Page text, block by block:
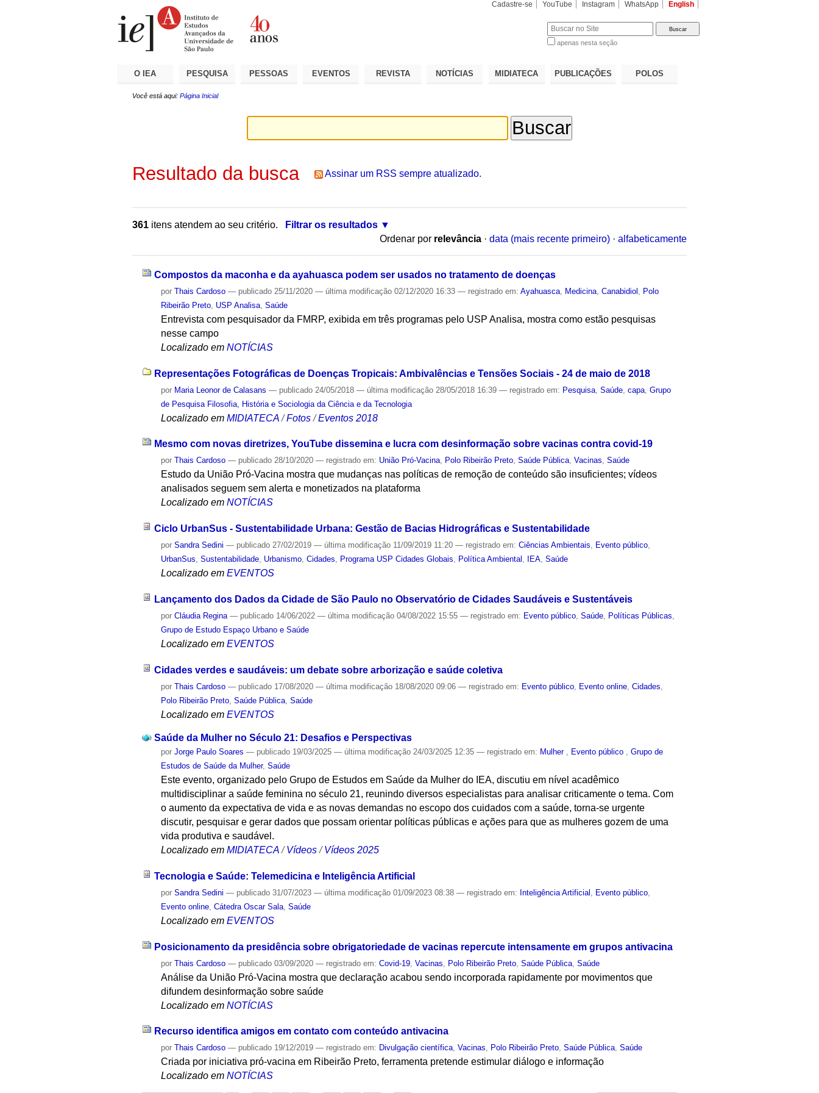
Cadastre-se YouTube Instagram WhatsApp English
apenas nesta seção
O IEA PESQUISA PESSOAS EVENTOS REVISTA NOTÍCIAS MIDIATECA PUBLICAÇÕES POLOS
Você está aqui: Página Inicial
Resultado da busca Assinar um RSS sempre atualizado.
361 itens atendem ao seu critério.
Filtrar os resultados
Ordenar por relevância · data (mais recente primeiro) · alfabeticamente
Compostos da maconha e da ayahuasca podem ser usados no tratamento de doenças
porThais Cardoso — publicado 25/11/2020— última modificação 02/12/2020 16:33— registrado em:Ayahuasca Medicina ,Canabidiol
Polo
Ribeirão Preto USP Analisa ,Saúde
Entrevista com pesquisador da FMRP, exibida em três programas pelo USP Analisa, mostra como estão pesquisas
nesse campo
Localizado em NOTÍCIAS
Representações Fotográficas de Doenças Tropicais: Ambivalências e Tensões Sociais - 24 de maio de 2018
por Maria Leonor de Calasans — publicado 24/05/2018— última modificação 28/05/2018 16:39— registrado em: Pesquisa ,Saúde ,capa ,Grupo
de Pesquisa Filosofia, História e Sociologia da Ciência e da Tecnologia
Localizado em MIDIATECA /Fotos /Eventos 2018
Mesmo com novas diretrizes, YouTube dissemina e lucra com desinformação sobre vacinas contra covid-19
porThais Cardoso — publicado 28/10/2020— registrado em: União Pró-Vacina, Polo Ribeirão Preto,Saúde Pública,Vacinas,Saúde
Estudo da União Pró-Vacina mostra que mudanças nas políticas de remoção de conteúdo são insuficientes; vídeos
analisados seguem sem alerta e monetizados na plataforma
Localizado em NOTÍCIAS
Ciclo UrbanSus - Sustentabilidade Urbana: Gestão de Bacias Hidrográficas e Sustentabilidade
porSandra Sedini — publicado 27/02/2019— última modificação 11/09/2019 11:20— registrado em:Ciências Ambientais, Evento público,
UrbanSus,Sustentabilidade, Urbanismo,Cidades, Programa USP Cidades Globais, Política Ambiental , IEA,Saúde
Localizado em EVENTOS
Lançamento dos Dados da Cidade de São Paulo no Observatório de Cidades Saudáveis e Sustentáveis
porCláudia Regina — publicado 14/06/2022— última modificação 04/08/2022 15:55— registrado em: Evento público ,Saúde Políticas Públicas
Grupo de Estudo Espaço Urbano e Saúde
Localizado em EVENTOS
Cidades verdes e saudáveis: um debate sobre arborização e saúde coletiva
porThais Cardoso — publicado 17/08/2020— última modificação 18/08/2020 09:06— registrado em: Evento público Evento online ,Cidades
Polo Ribeirão Preto ,Saúde Pública ,Saúde
Localizado em EVENTOS
Saúde da Mulher no Século 21: Desafios e Perspectivas
porJorge Paulo Soares — publicado 19/03/2025— última modificação 24/03/2025 12:35— registrado em: Mulher , Evento público ,Grupo de
Estudos de Saúde da Mulher,Saúde
Este evento, organizado pelo Grupo de Estudos em Saúde da Mulher do IEA, discutiu em nível acadêmico
multidisciplinar a saúde feminina no século 21, reunindo diversos especialistas para analisar criticamente o tema. Com
o aumento da expectativa de vida e as novas demandas no escopo dos cuidados com a saúde, torna-se urgente
discutir, pesquisar e gerar dados que possam orientar políticas públicas e ações para que as mulheres gozem de uma
vida produtiva e saudável.
Localizado em MIDIATECA /Vídeos /Vídeos 2025
Tecnologia e Saúde: Telemedicina e Inteligência Artificial
porSandra Sedini — publicado 31/07/2023— última modificação 01/09/2023 08:38— registrado em: Inteligência Artificial Evento público
Evento online ,Cátedra Oscar Sala ,Saúde
Localizado em EVENTOS
Posicionamento da presidência sobre obrigatoriedade de vacinas repercute intensamente em grupos antivacina
porThais Cardoso — publicado 03/09/2020— registrado em:Covid-19 ,Vacinas Polo Ribeirão Preto ,Saúde Pública ,Saúde
Análise da União Pró-Vacina mostra que declaração acabou sendo incorporada rapidamente por movimentos que
difundem desinformação sobre saúde
Localizado em NOTÍCIAS
Recurso identifica amigos em contato com conteúdo antivacina
porThais Cardoso — publicado 19/12/2019— registrado em: Divulgação científica,Vacinas, Polo Ribeirão Preto,Saúde Pública,Saúde
Criada por iniciativa pró-vacina em Ribeirão Preto, ferramenta pretende estimular diálogo e informação
Localizado em NOTÍCIAS